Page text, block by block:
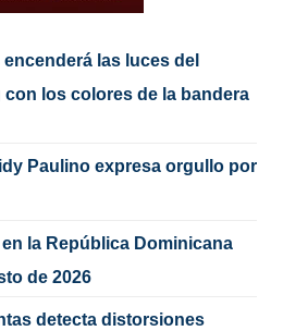
las luces del
con los colores de la bandera
Paulino expresa orgullo por
la República Dominicana
de 2026
detecta distorsiones